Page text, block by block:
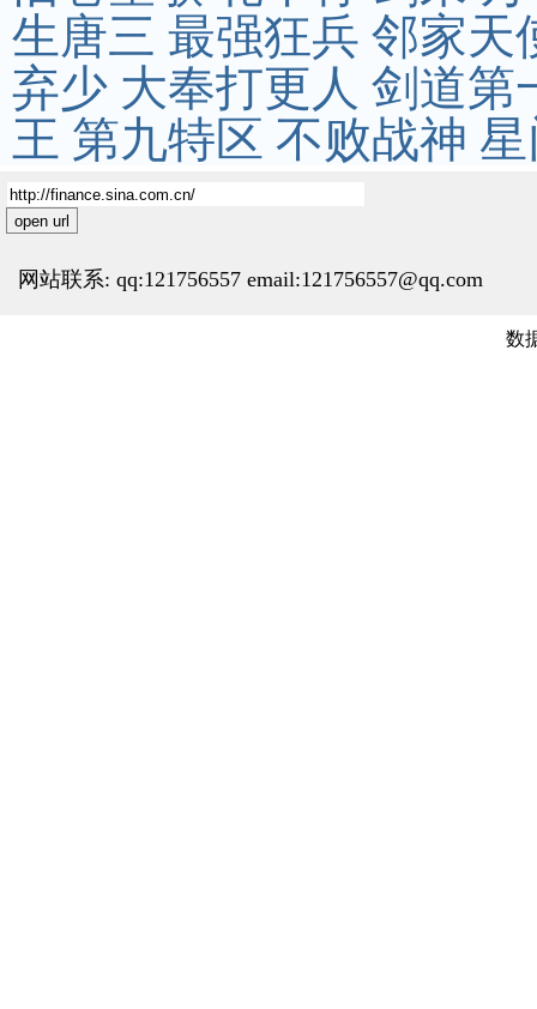
生唐三 最强狂兵 邻家天
弃少 大奉打更人 剑道第
王 第九特区 不败战神
open url
网站联系: qq:121756557 email:121756557@qq.com